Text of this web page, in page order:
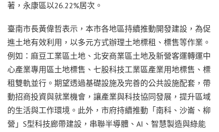
著，永康區以26.22%居次。
臺南市長黃偉哲表示，本市各地區持續推動開發建設，為促
進土地有效利用，以多元方式辦理土地標租、標售等作業。
例如：麻豆工業區土地、北安商業區土地及新營客運轉運中
心產業專用區土地標售、七股科技工業區產業用地標售、標
租雙軌並行。期望透過基礎設施及完善的公共設施配套，帶
動招商投資與就業機會，讓產業與科技協同發展，提升區域
的生活與工作環境。此外，市府持續推動「南科、沙崙、柳
營」S型科技廊帶建設，串聯半導體、AI、智慧製造與綠能